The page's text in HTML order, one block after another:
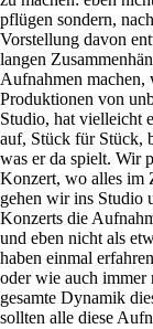
pflügen sondern,
Vorstellung davon
langen
Aufnahmen machen,
Produktionen von
Studio, hat vielleicht
auf, Stück für Stück,
was er da spielt. Wir
Konzert, wo alles im
gehen wir ins Studio
Konzerts die
und eben nicht als
haben einmal
oder wie auch immer
gesamte Dynamik
sollten alle diese